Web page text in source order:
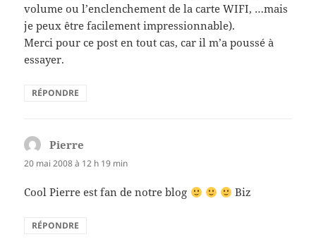
volume ou l’enclenchement de la carte WIFI, …mais
je peux être facilement impressionnable).
Merci pour ce post en tout cas, car il m’a poussé à
essayer.
RÉPONDRE
Pierre
20 mai 2008 à 12 h 19 min
Cool Pierre est fan de notre blog Biz
RÉPONDRE